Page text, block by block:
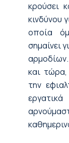
κρούσει
κινδύνου
οποία
σημαίνει
και τώρα,
την